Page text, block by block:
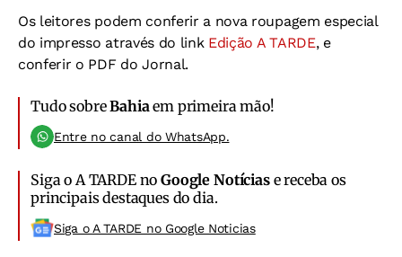
Os leitores podem conferir a nova roupagem especial
do impresso através do link Edição A TARDE, e
conferir o PDF do Jornal.
Tudo sobreBahia em primeira mão!
Entre no canal do WhatsApp.
Siga o A TARDE noGoogle Notíciase receba os
principais destaques do dia.
Siga o A TARDE no Google Noticias